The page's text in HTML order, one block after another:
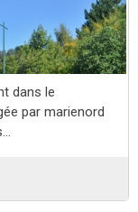
dans le
par marienord